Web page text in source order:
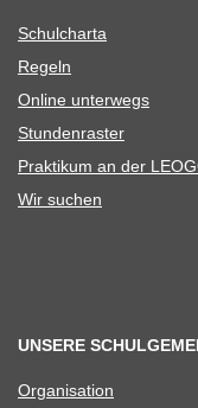
Schul­charta
Regeln
Online unter­wegs
Stun­den­ras­ter
Prak­ti­kum an der
Wir suchen
UNSERE
Orga­ni­sa­tion